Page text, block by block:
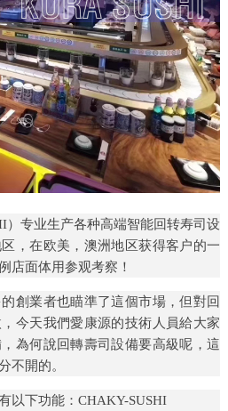
）专业生产各种高端智能回转寿司设
，在欧美，澳洲地区获得客户的一
店面体用参观考察！
創業者也瞄準了這個市場，但對回
今天我們愛康源的技術人員給大家
為何說回轉壽司設備要高級呢，這
不開的。
以下功能：CHAKY-SUSHI